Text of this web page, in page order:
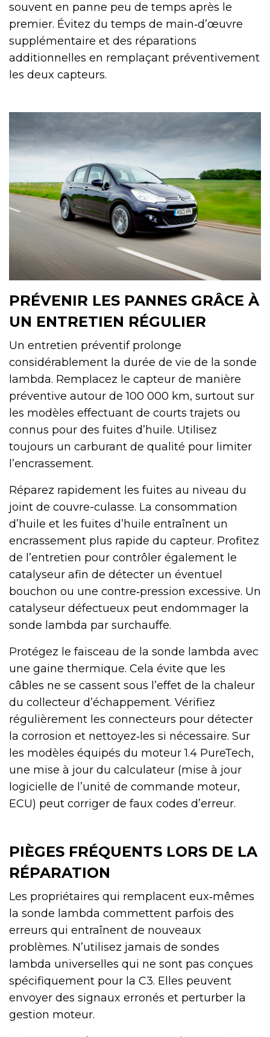
souvent en panne peu de temps après le
premier. Évitez du temps de main‑d’œuvre
supplémentaire et des réparations
additionnelles en remplaçant préventivement
les deux capteurs.
PRÉVENIR LES PANNES GRÂCE À
UN ENTRETIEN RÉGULIER
Un entretien préventif prolonge
considérablement la durée de vie de la sonde
lambda. Remplacez le capteur de manière
préventive autour de 100 000 km, surtout sur
les modèles effectuant de courts trajets ou
connus pour des fuites d’huile. Utilisez
toujours un carburant de qualité pour limiter
l’encrassement.
Réparez rapidement les fuites au niveau du
joint de couvre-culasse. La consommation
d’huile et les fuites d’huile entraînent un
encrassement plus rapide du capteur. Profitez
de l’entretien pour contrôler également le
catalyseur afin de détecter un éventuel
bouchon ou une contre‑pression excessive. Un
catalyseur défectueux peut endommager la
sonde lambda par surchauffe.
Protégez le faisceau de la sonde lambda avec
une gaine thermique. Cela évite que les
câbles ne se cassent sous l’effet de la chaleur
du collecteur d’échappement. Vérifiez
régulièrement les connecteurs pour détecter
la corrosion et nettoyez‑les si nécessaire. Sur
les modèles équipés du moteur 1.4 PureTech,
une mise à jour du calculateur (mise à jour
logicielle de l’unité de commande moteur,
ECU) peut corriger de faux codes d’erreur.
PIÈGES FRÉQUENTS LORS DE LA
RÉPARATION
Les propriétaires qui remplacent eux‑mêmes
la sonde lambda commettent parfois des
erreurs qui entraînent de nouveaux
problèmes. N’utilisez jamais de sondes
lambda universelles qui ne sont pas conçues
spécifiquement pour la C3. Elles peuvent
envoyer des signaux erronés et perturber la
gestion moteur.